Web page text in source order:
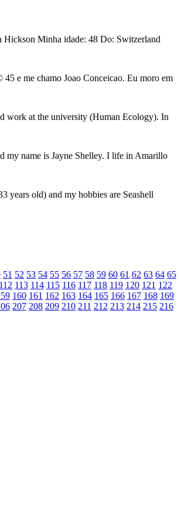
Hickson Minha idade: 48 Do: Switzerland
e me chamo Joao Conceicao. Eu moro em
work at the university (Human Ecology). In
my name is Jayne Shelley. I life in Amarillo
years old) and my hobbies are Seashell
51 52 53 54 55 56 57 58 59 60 61 62 63 64 65
112 113 114 115 116 117 118 119 120 121 122
160 161 162 163 164 165 166 167 168 169
207 208 209 210 211 212 213 214 215 216